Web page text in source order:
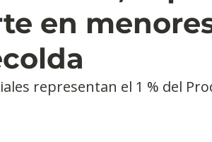
Intención de voto
Experiencia del cliente Experiencia
en
representan el 1 % del